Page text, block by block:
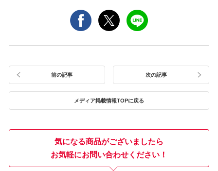
前の記事
メディア掲載情報TOPに戻る
次の記事
気になる商品がございましたら
お気軽にお問い合わせください！